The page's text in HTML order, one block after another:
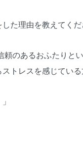
理由を教えてくだ
のあるおふたりと
トレスを感じている